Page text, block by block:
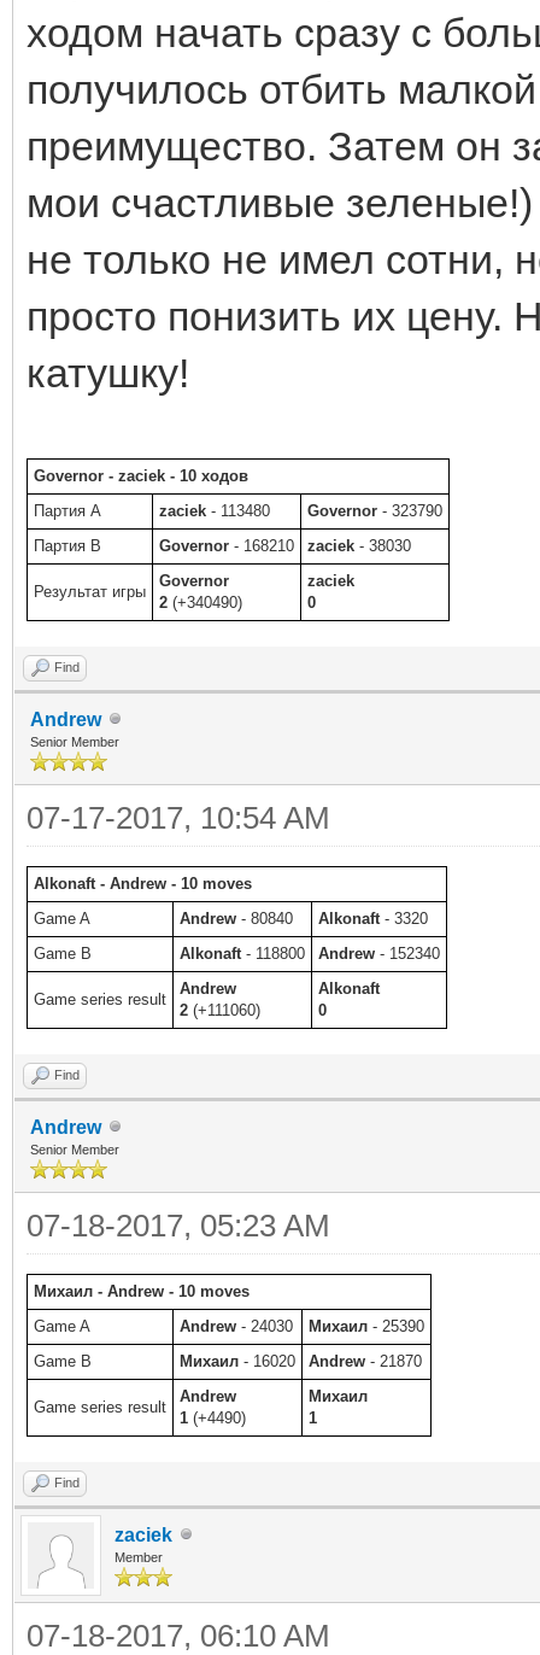
ходом начать сразу с
получилось отбить
преимущество. Затем он
мои счастливые
не только не имел сотни,
просто понизить их цену.
катушку!
Governor - zaciek - 10 ходов
Партия A
zaciek - 113480 Governor - 323790
Партия B
Governor - 168210 zaciek - 38030
Результат игры
Governor
2 (+340490)
zaciek
0
Find
Andrew
Senior Member
07-17-2017, 10:54 AM
Alkonaft - Andrew - 10 moves
Game A
Andrew - 80840 Alkonaft - 3320
Game B
Alkonaft - 118800 Andrew - 152340
Game series result
Andrew
2 (+111060)
Alkonaft
0
Find
Andrew
Senior Member
07-18-2017, 05:23 AM
Михаил - Andrew - 10 moves
Game A
Andrew - 24030 Михаил - 25390
Game B
Михаил - 16020 Andrew - 21870
Game series result
Andrew
1 (+4490)
Михаил
1
Find
zaciek
Member
07-18-2017, 06:10 AM